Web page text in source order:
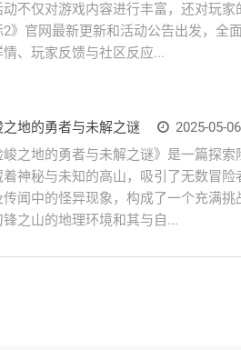
不仅对游戏内容进行丰富，还对玩家
》官网最新更新和活动公告出发，全
、玩家反馈与社区反应...
地的勇者与未解之谜
2025-05-
峻之地的勇者与未解之谜》是一篇探
神秘与未知的高山，吸引了无数冒险
闻中的怪异现象，构成了一个充满挑
之山的地理环境和其与自...